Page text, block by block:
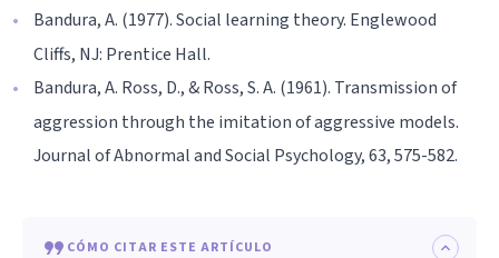
Bandura, A. (1977). Social learning theory. Englewood
Cliffs, NJ: Prentice Hall.
Bandura, A. Ross, D., & Ross, S. A. (1961). Transmission of
aggression through the imitation of aggressive models.
Journal of Abnormal and Social Psychology, 63, 575-582.
CÓMO CITAR ESTE ARTÍCULO